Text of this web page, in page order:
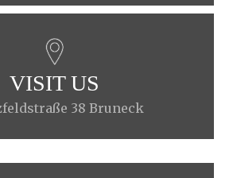
VISIT US
38 Bruneck